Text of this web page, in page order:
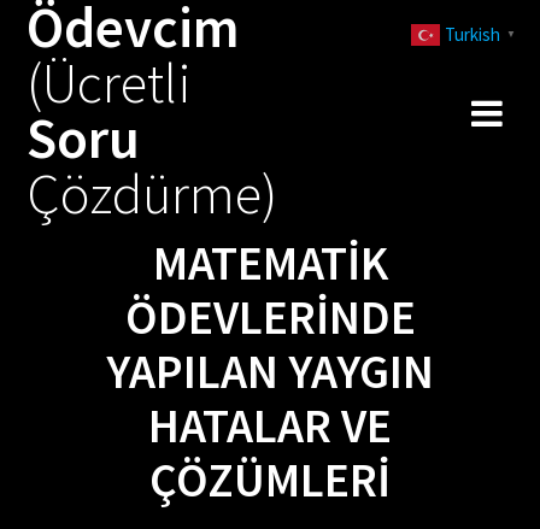
Ödevcim
(Ücretli
Soru
Çözdürme)
MATEMATIK
ÖDEVLERINDE
YAPILAN YAYGIN
HATALAR VE
ÇÖZÜMLERI
Turkish ▼